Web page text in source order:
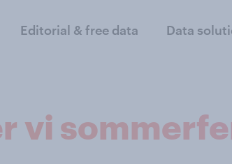
Editorial & free data Data
vi